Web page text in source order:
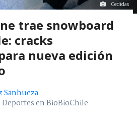
Cedidas
trae snowboard
cracks
nueva edición
Sanhueza
Deportes en BioBioChile